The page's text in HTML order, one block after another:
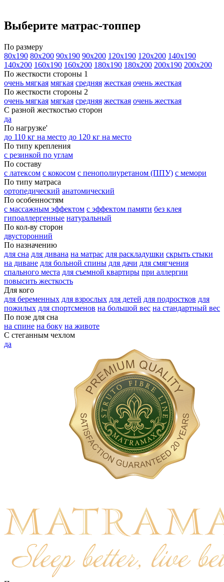
Выберите матрас-топпер
По размеру
80х190 80х200 90х190 90х200 120х190 120х200 140х190
140х200 160х190 160х200 180х190 180х200 200х190 200х200
По жесткости стороны 1
очень мягкая мягкая средняя жесткая очень жесткая
По жесткости стороны 2
очень мягкая мягкая средняя жесткая очень жесткая
С разной жесткостью сторон
да
По нагрузке'
до 110 кг на место до 120 кг на место
По типу крепления
с резинкой по углам
По составу
с латексом с кокосом с пенополиуретаном (ППУ) с мемори
По типу матраса
ортопедический анатомический
По особенностям
с массажным эффектом с эффектом памяти без клея
гипоаллергенные натуральный
По кол-ву сторон
двусторонний
По назначению
для сна для дивана на матрас для раскладушки скрыть стыки
на диване для больной спины для дачи для смягчения
спального места для съемной квартиры при аллергии
повысить жесткость
Для кого
для беременных для взрослых для детей для подростков для
пожилых для спортсменов на большой вес на стандартный вес
По позе для сна
на спине на боку на животе
С стеганным чехлом
да